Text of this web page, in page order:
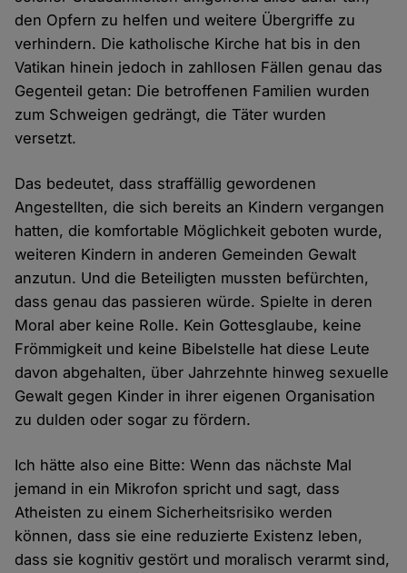
den Opfern zu helfen und weitere Übergriffe zu
verhindern. Die katholische Kirche hat bis in den
Vatikan hinein jedoch in zahllosen Fällen genau das
Gegenteil getan: Die betroffenen Familien wurden
zum Schweigen gedrängt, die Täter wurden
versetzt.
Das bedeutet, dass straffällig gewordenen
Angestellten, die sich bereits an Kindern vergangen
hatten, die komfortable Möglichkeit geboten wurde,
weiteren Kindern in anderen Gemeinden Gewalt
anzutun. Und die Beteiligten mussten befürchten,
dass genau das passieren würde. Spielte in deren
Moral aber keine Rolle. Kein Gottesglaube, keine
Frömmigkeit und keine Bibelstelle hat diese Leute
davon abgehalten, über Jahrzehnte hinweg sexuelle
Gewalt gegen Kinder in ihrer eigenen Organisation
zu dulden oder sogar zu fördern.
Ich hätte also eine Bitte: Wenn das nächste Mal
jemand in ein Mikrofon spricht und sagt, dass
Atheisten zu einem Sicherheitsrisiko werden
können, dass sie eine reduzierte Existenz leben,
dass sie kognitiv gestört und moralisch verarmt sind,